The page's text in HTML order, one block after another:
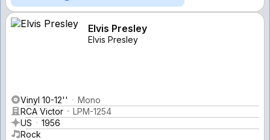
Elvis Presley
Elvis Presley
Vinyl 10-12''
Mono
RCA Victor
LPM-1254
US
1956
Rock